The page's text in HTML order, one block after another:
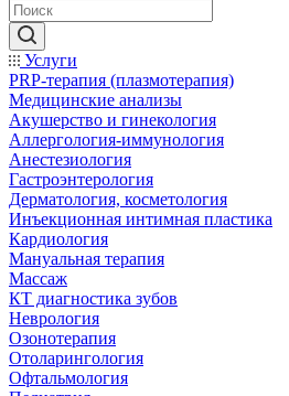
Услуги
PRP-терапия (плазмотерапия)
Медицинские анализы
Акушерство и гинекология
Аллергология-иммунология
Анестезиология
Гастроэнтерология
Дерматология, косметология
Инъекционная интимная пластика
Кардиология
Мануальная терапия
Массаж
КТ диагностика зубов
Неврология
Озонотерапия
Отоларингология
Офтальмология